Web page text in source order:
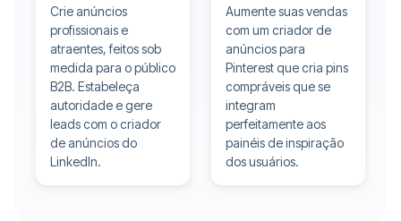
Crie anúncios
profissionais e
atraentes, feitos sob
medida para o público
B2B. Estabeleça
autoridade e gere
leads com o criador
de anúncios do
LinkedIn.
Aumente suas vendas
com um criador de
anúncios para
Pinterest que cria pins
compráveis ​​que se
integram
perfeitamente aos
painéis de inspiração
dos usuários.